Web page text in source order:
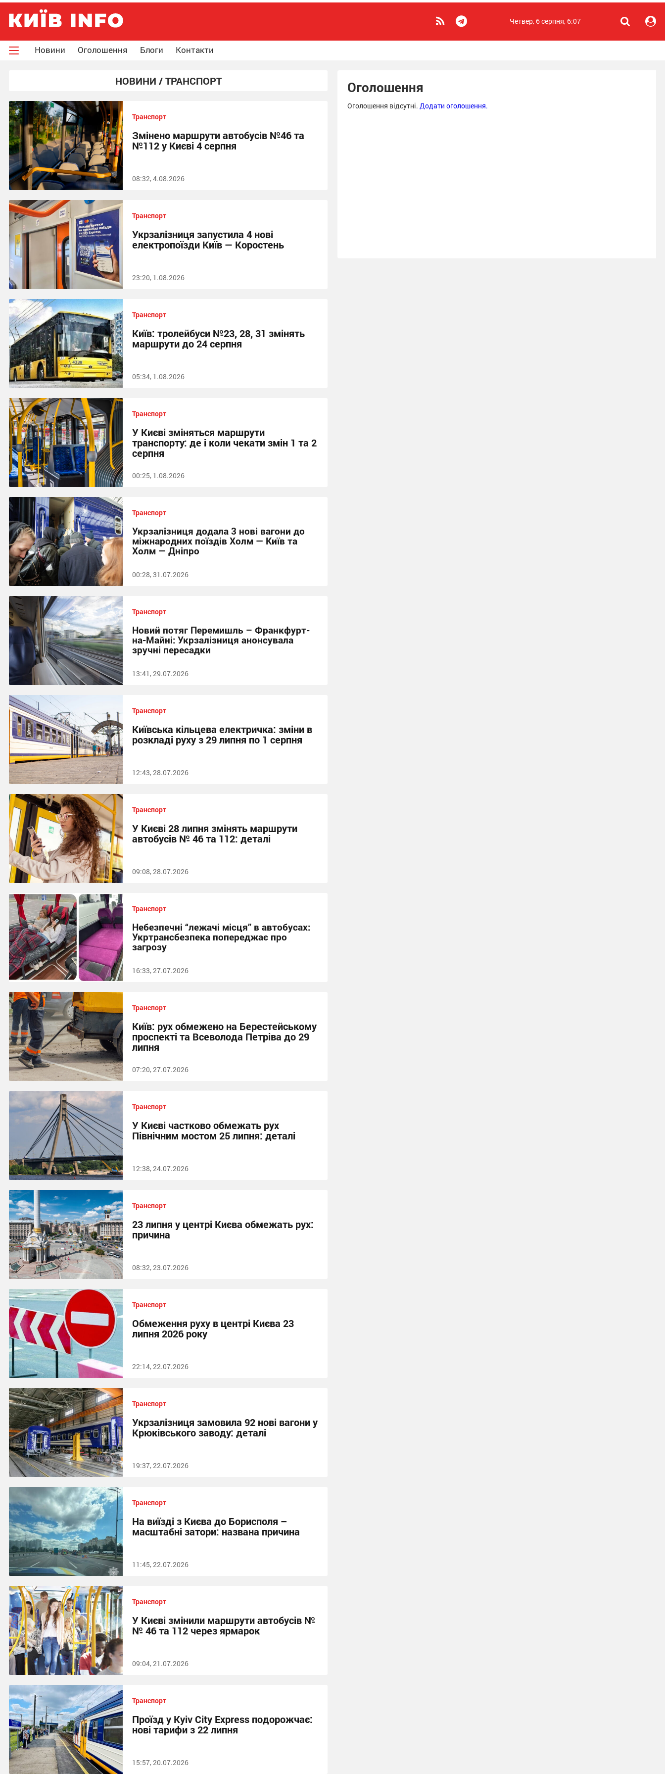
Четвер, 6 серпня, 6:07
Новини Оголошення Блоги Контакти
НОВИНИ / ТРАНСПОРТ
Транспорт
Змінено маршрути автобусів №46 та
№112 у Києві 4 серпня
08:32, 4.08.2026
Транспорт
Укрзалізниця запустила 4 нові
електропоїзди Київ — Коростень
23:20, 1.08.2026
Транспорт
Київ: тролейбуси №23, 28, 31 змінять
маршрути до 24 серпня
05:34, 1.08.2026
Транспорт
У Києві зміняться маршрути
транспорту: де і коли чекати змін 1 та 2
серпня
00:25, 1.08.2026
Транспорт
Укрзалізниця додала 3 нові вагони до
міжнародних поїздів Холм — Київ та
Холм — Дніпро
00:28, 31.07.2026
Транспорт
Новий потяг Перемишль – Франкфурт-
на-Майні: Укрзалізниця анонсувала
зручні пересадки
13:41, 29.07.2026
Транспорт
Київська кільцева електричка: зміни в
розкладі руху з 29 липня по 1 серпня
12:43, 28.07.2026
Транспорт
У Києві 28 липня змінять маршрути
автобусів № 46 та 112: деталі
09:08, 28.07.2026
Транспорт
Небезпечні “лежачі місця” в автобусах:
Укртрансбезпека попереджає про
загрозу
16:33, 27.07.2026
Транспорт
Київ: рух обмежено на Берестейському
проспекті та Всеволода Петріва до 29
липня
07:20, 27.07.2026
Транспорт
У Києві частково обмежать рух
Північним мостом 25 липня: деталі
12:38, 24.07.2026
Транспорт
23 липня у центрі Києва обмежать рух:
причина
08:32, 23.07.2026
Транспорт
Обмеження руху в центрі Києва 23
липня 2026 року
22:14, 22.07.2026
Транспорт
Укрзалізниця замовила 92 нові вагони у
Крюківського заводу: деталі
19:37, 22.07.2026
Транспорт
На виїзді з Києва до Борисполя –
масштабні затори: названа причина
11:45, 22.07.2026
Транспорт
У Києві змінили маршрути автобусів №
№ 46 та 112 через ярмарок
09:04, 21.07.2026
Транспорт
Проїзд у Kyiv City Express подорожчає:
нові тарифи з 22 липня
15:57, 20.07.2026
Оголошення
Оголошення відсутні. Додати оголошення.